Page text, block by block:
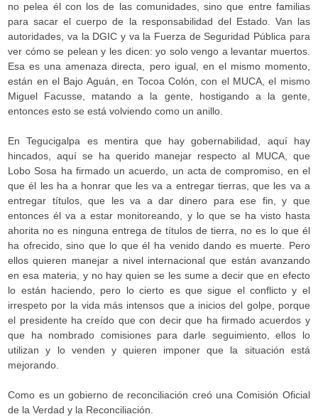
no pelea él con los de las comunidades, sino que entre familias
para sacar el cuerpo de la responsabilidad del Estado. Van las
autoridades, va la DGIC y va la Fuerza de Seguridad Pública para
ver cómo se pelean y les dicen: yo solo vengo a levantar muertos.
Esa es una amenaza directa, pero igual, en el mismo momento,
están en el Bajo Aguán, en Tocoa Colón, con el MUCA, el mismo
Miguel Facusse, matando a la gente, hostigando a la gente,
entonces esto se está volviendo como un anillo.
En Tegucigalpa es mentira que hay gobernabilidad, aquí hay
hincados, aquí se ha querido manejar respecto al MUCA, que
Lobo Sosa ha firmado un acuerdo, un acta de compromiso, en el
que él les ha a honrar que les va a entregar tierras, que les va a
entregar títulos, que les va a dar dinero para ese fin, y que
entonces él va a estar monitoreando, y lo que se ha visto hasta
ahorita no es ninguna entrega de títulos de tierra, no es lo que él
ha ofrecido, sino que lo que él ha venido dando es muerte. Pero
ellos quieren manejar a nivel internacional que están avanzando
en esa materia, y no hay quien se les sume a decir que en efecto
lo están haciendo, pero lo cierto es que sigue el conflicto y el
irrespeto por la vida más intensos que a inicios del golpe, porque
el presidente ha creído que con decir que ha firmado acuerdos y
que ha nombrado comisiones para darle seguimiento, ellos lo
utilizan y lo venden y quieren imponer que la situación está
mejorando.
Como es un gobierno de reconciliación creó una Comisión Oficial
de la Verdad y la Reconciliación.